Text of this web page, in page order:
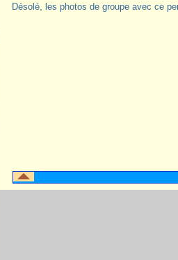
Désolé, les photos de groupe avec ce